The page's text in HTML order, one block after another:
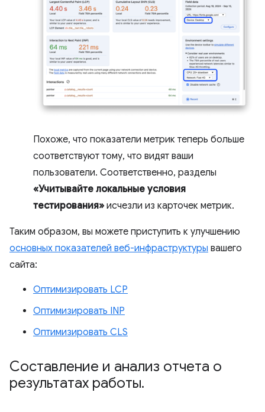
Похоже, что показатели метрик теперь больше
соответствуют тому, что видят ваши
пользователи. Соответственно, разделы
«Учитывайте локальные условия
тестирования» исчезли из карточек метрик.
Таким образом, вы можете приступить к улучшению
основных показателей веб-инфраструктуры вашего
сайта:
Оптимизировать LCP
Оптимизировать INP
Оптимизировать CLS
Составление и анализ отчета о
результатах работы.